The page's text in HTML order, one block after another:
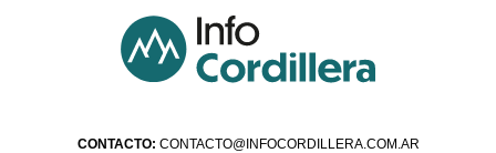
CONTACTO: CONTACTO@INFOCORDILLERA.COM.AR